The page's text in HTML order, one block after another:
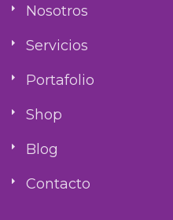
Nosotros
Servicios
Portafolio
Shop
Blog
Contacto